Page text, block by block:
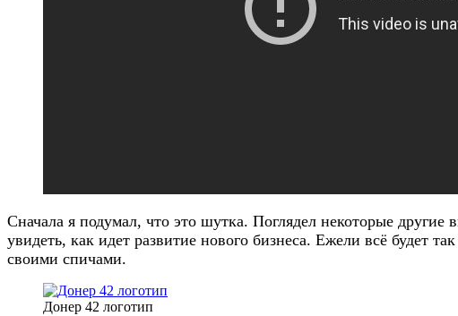
Сначала я подумал, что это шутка. Поглядел некоторые
увидеть, как идет развитие нового бизнеса. Ежели всё будет
своими спичами.
Донер 42 логотип